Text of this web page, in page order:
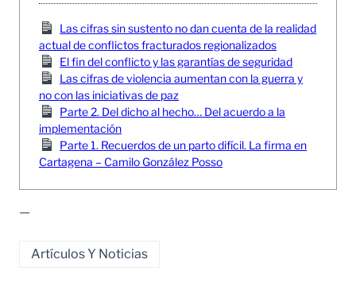
Las cifras sin sustento no dan cuenta de la realidad
actual de conflictos fracturados regionalizados
El fin del conflicto y las garantías de seguridad
Las cifras de violencia aumentan con la guerra y
no con las iniciativas de paz
Parte 2. Del dicho al hecho… Del acuerdo a la
implementación
Parte 1. Recuerdos de un parto difícil. La firma en
Cartagena – Camilo González Posso
—
Artículos Y Noticias